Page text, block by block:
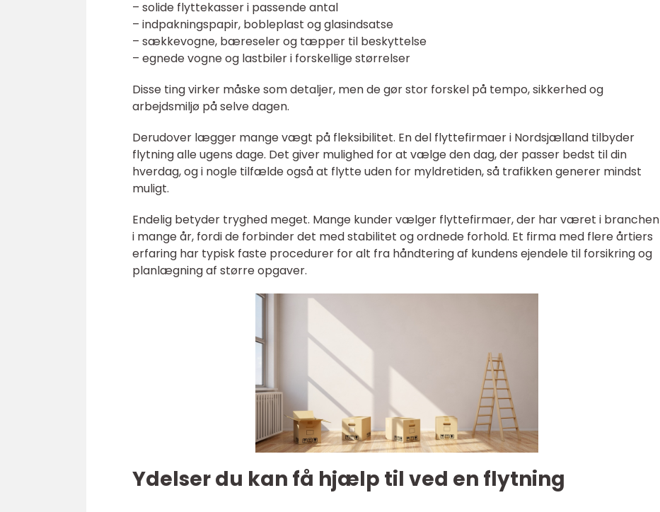
– solide flyttekasser i passende antal
– indpakningspapir, bobleplast og glasindsatse
– sækkevogne, bæreseler og tæpper til beskyttelse
– egnede vogne og lastbiler i forskellige størrelser
Disse ting virker måske som detaljer, men de gør stor forskel på tempo, sikkerhed og
arbejdsmiljø på selve dagen.
Derudover lægger mange vægt på fleksibilitet. En del flyttefirmaer i Nordsjælland tilbyder
flytning alle ugens dage. Det giver mulighed for at vælge den dag, der passer bedst til din
hverdag, og i nogle tilfælde også at flytte uden for myldretiden, så trafikken generer mindst
muligt.
Endelig betyder tryghed meget. Mange kunder vælger flyttefirmaer, der har været i branchen
i mange år, fordi de forbinder det med stabilitet og ordnede forhold. Et firma med flere årtiers
erfaring har typisk faste procedurer for alt fra håndtering af kundens ejendele til forsikring og
planlægning af større opgaver.
Ydelser du kan få hjælp til ved en flytning